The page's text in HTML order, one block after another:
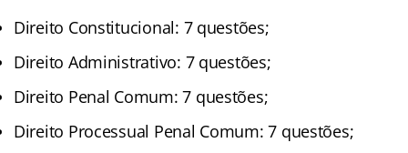
Direito Constitucional: 7 questões;
Direito Administrativo: 7 questões;
Direito Penal Comum: 7 questões;
Direito Processual Penal Comum: 7 questões;